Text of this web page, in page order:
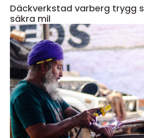
Däckverkstad varberg trygg service för
säkra mil